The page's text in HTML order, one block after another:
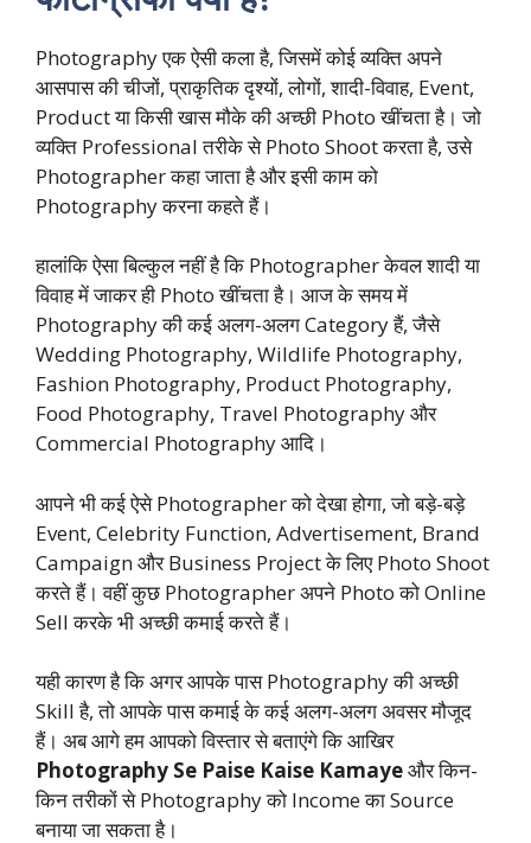
Photography एक ऐसी कला है, जिसमें कोई व्यक्ति अपने
आसपास की चीजों, प्राकृतिक दृश्यों, लोगों, शादी-विवाह, Event,
Product या किसी खास मौके की अच्छी Photo खींचता है। जो
व्यक्ति Professional तरीके से Photo Shoot करता है, उसे
Photographer कहा जाता है और इसी काम को
Photography करना कहते हैं।
हालांकि ऐसा बिल्कुल नहीं है कि Photographer केवल शादी या
विवाह में जाकर ही Photo खींचता है। आज के समय में
Photography की कई अलग-अलग Category हैं, जैसे
Wedding Photography, Wildlife Photography,
Fashion Photography, Product Photography,
Food Photography, Travel Photography और
Commercial Photography आदि।
आपने भी कई ऐसे Photographer को देखा होगा, जो बड़े-बड़े
Event, Celebrity Function, Advertisement, Brand
Campaign और Business Project के लिए Photo Shoot
करते हैं। वहीं कुछ Photographer अपने Photo को Online
Sell करके भी अच्छी कमाई करते हैं।
यही कारण है कि अगर आपके पास Photography की अच्छी
Skill है, तो आपके पास कमाई के कई अलग-अलग अवसर मौजूद
हैं। अब आगे हम आपको विस्तार से बताएंगे कि आखिर
Photography Se Paise Kaise Kamayeऔर किन-
किन तरीकों से Photography को Income का Source
बनाया जा सकता है।